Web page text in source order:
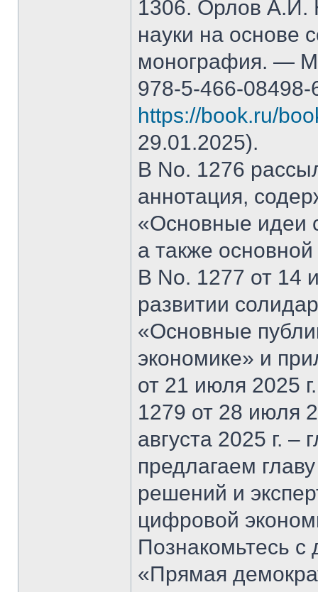
1306. Орлов А.И.
науки на основе
монография. —
978-5-466-
https://book.ru/
29.01.2025).
В No. 1276
аннотация,
«Основные идеи
а также
В No. 1277 от 14
развитии
«Основные
экономике» и
от 21 июля 2025
1279 от 28 июля
августа 2025 г.
предлагаем
решений и
цифровой
Познакомьтесь
«Прямая